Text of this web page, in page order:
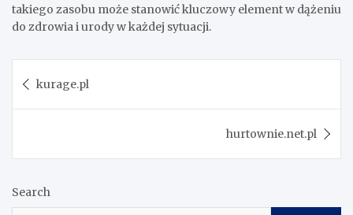
takiego zasobu może stanowić kluczowy element w dążeniu
do zdrowia i urody w każdej sytuacji.
navigation
kurage.pl
hurtownie.net.pl
Search